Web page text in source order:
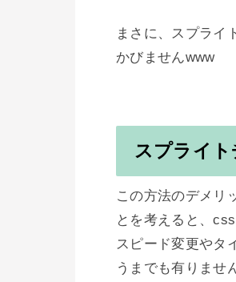
まさに、スプライ
かびませんwww
スプライト
この方法のデメリ
とを考えると、
スピード変更やタ
うまでも有りませ